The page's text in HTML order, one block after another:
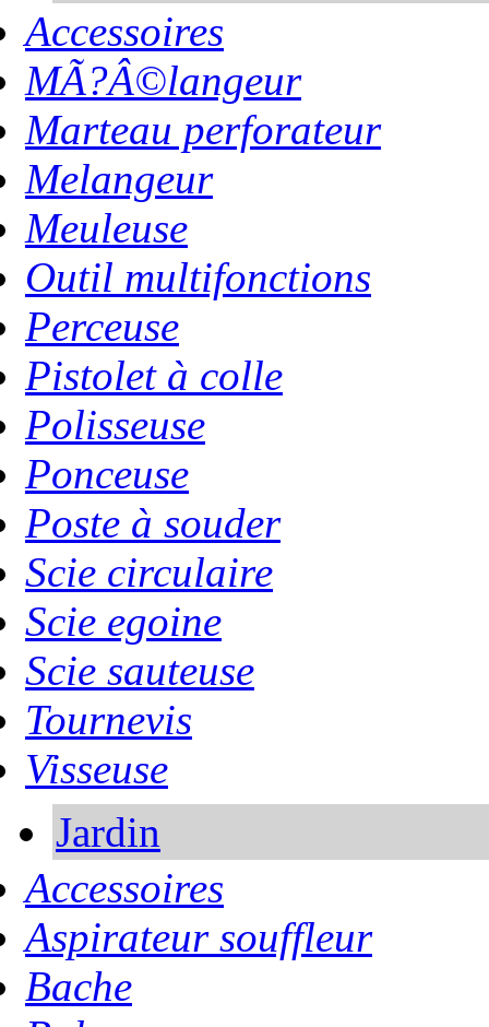
Accessoires
MÃ?Â©langeur
Marteau perforateur
Melangeur
Meuleuse
Outil multifonctions
Perceuse
Pistolet à colle
Polisseuse
Ponceuse
Poste à souder
Scie circulaire
Scie egoine
Scie sauteuse
Tournevis
Visseuse
Jardin
Accessoires
Aspirateur souffleur
Bache